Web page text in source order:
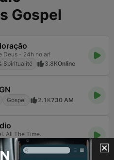
Gospel
Deus - 24h no ar!
Spiritualité 3.8KOnline
Gospel 2.1K730 AM
All The Time.